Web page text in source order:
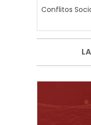
Conflitos